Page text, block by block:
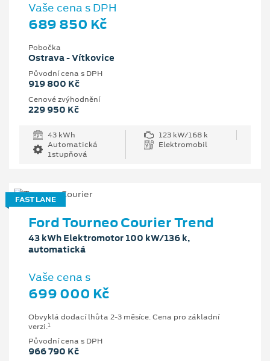
Vaše cena s DPH
689 850 Kč
Pobočka
Ostrava - Vítkovice
Původní cena s DPH
919 800 Kč
Cenové zvýhodnění
229 950 Kč
43 kWh
123 kW/168 k
Automatická
1stupňová
Elektromobil
FAST LANE
Ford Tourneo Courier Trend
43 kWh Elektromotor 100 kW/136 k,
automatická
Vaše cena s
699 000 Kč
Obvyklá dodací lhůta 2-3 měsíce. Cena pro základní
verzi.1
Původní cena s DPH
966 790 Kč